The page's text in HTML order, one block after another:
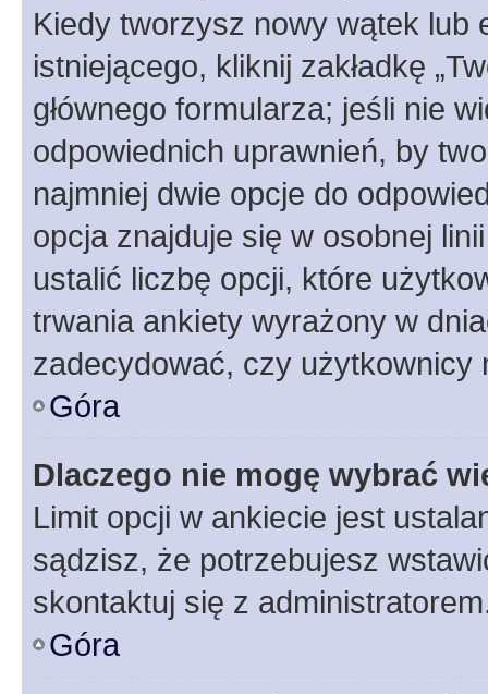
Kiedy tworzysz nowy wątek lub
istniejącego, kliknij zakładkę
głównego formularza; jeśli nie
odpowiednich uprawnień, by
najmniej dwie opcje do
opcja znajduje się w osobnej
ustalić liczbę opcji, które
trwania ankiety wyrażony w
zadecydować, czy użytkownicy
Góra
Dlaczego nie mogę wybrać
Limit opcji w ankiecie jest
sądzisz, że potrzebujesz
skontaktuj się z
Góra